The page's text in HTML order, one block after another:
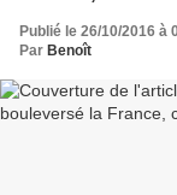
Publié le 26/10/2016 à
Par Benoît